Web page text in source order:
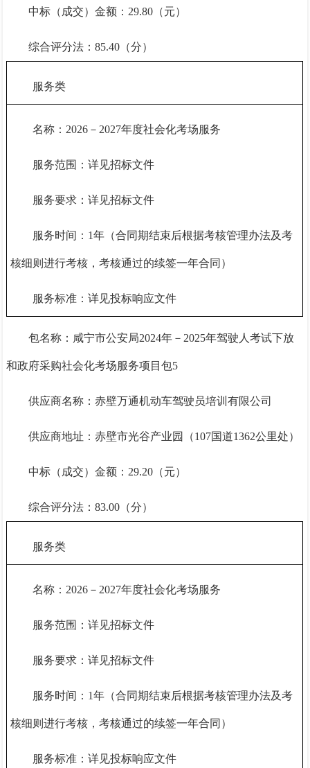
中标（成交）金额： 29.80（元）
综合评分法：85.40（分）
服务类
名称： 2026－2027年度社会化考场服务
服务范围：详见招标文件
服务要求：详见招标文件
服务时间： 1年（合同期结束后根据考核管理办法及考
核细则进行考核，考核通过的续签一年合同）
服务标准：详见投标响应文件
包名称：咸宁市公安局2024年－2025年驾驶人考试下放
和政府采购社会化考场服务项目包5
供应商名称：赤壁万通机动车驾驶员培训有限公司
供应商地址：赤壁市光谷产业园（107国道1362公里处）
中标（成交）金额： 29.20（元）
综合评分法：83.00（分）
服务类
名称： 2026－2027年度社会化考场服务
服务范围：详见招标文件
服务要求：详见招标文件
服务时间： 1年（合同期结束后根据考核管理办法及考
核细则进行考核，考核通过的续签一年合同）
服务标准：详见投标响应文件